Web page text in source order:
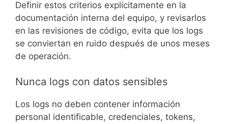
Definir estos criterios explícitamente en la
documentación interna del equipo, y revisarlos
en las revisiones de código, evita que los logs
se conviertan en ruido después de unos meses
de operación.
Nunca logs con datos sensibles
Los logs no deben contener información
personal identificable, credenciales, tokens,